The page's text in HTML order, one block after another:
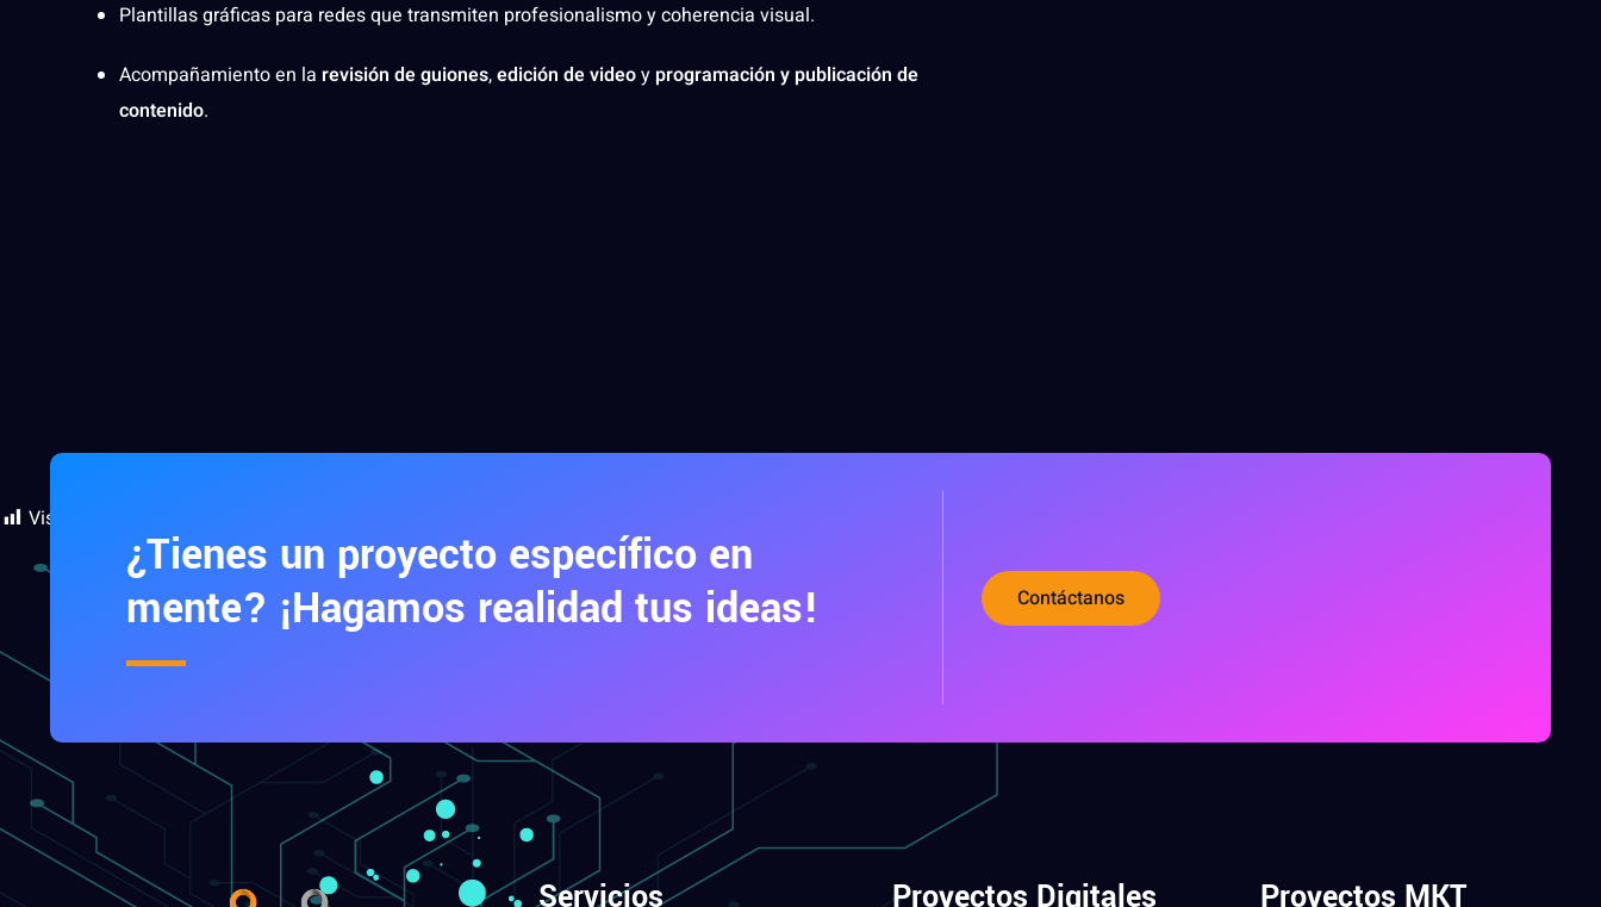
Plantillas gráficas para redes que transmiten profesionalismo y coherencia visual.
Acompañamiento en la revisión de guiones,edición de videoy programación y publicación de
contenido.
Vistas:
¿Tienes un proyecto específico en
mente? ¡Hagamos realidad tus ideas!
Contáctanos
Servicios Proyectos Digitales Proyectos MKT